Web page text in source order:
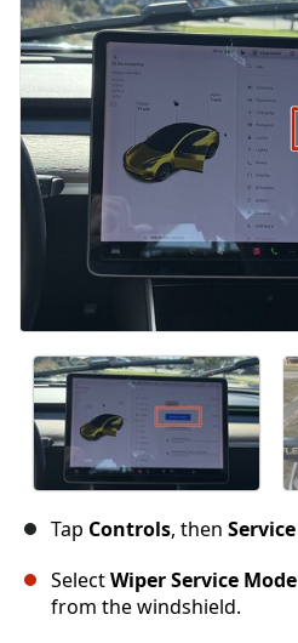
Tap Controls, then Service
SelectWiper Service Mode
from the windshield.